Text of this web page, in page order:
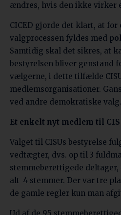
ændres, hvis den ikke virker
CICED gjorde det klart, at for
valgprocessen fyldes med
Samtidig skal det sikres, at
bestyrelsen bliver genstand
vælgerne, i dette tilfælde
medlemsorganisationer.
ved andre demokratiske valg.
Et enkelt nyt medlem til
Valget til CISUs bestyrelse
vedtægter, dvs. op til 3
stemmeberettigede deltager,
alt 4 stemmer. Der var tre
de gamle regler kun man